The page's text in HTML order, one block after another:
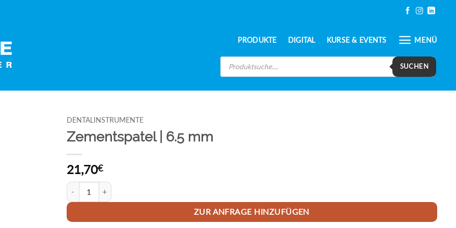
PRODUKTE DIGITAL KURSE & EVENTS MENÜ
Products
search
SUCHEN
DENTALINSTRUMENTE
Zementspatel | 6.5 mm
21,70€
Zementspatel | 6.5 mm Menge
ZUR ANFRAGE HINZUFÜGEN